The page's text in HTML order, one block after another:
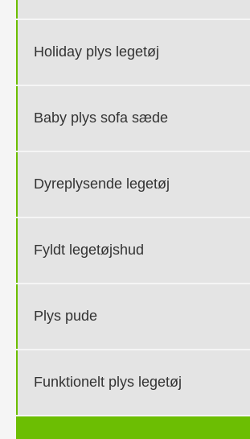
Holiday plys legetøj
Baby plys sofa sæde
Dyreplysende legetøj
Fyldt legetøjshud
Plys pude
Funktionelt plys legetøj